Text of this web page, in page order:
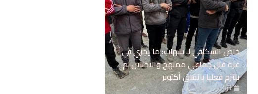
خاص السكافي لـ شهاب: ما يجري في
غزة قتل جماعي ممنهج والاحتلال لم
يلتزم فعليا باتفاق أكتوبر
أبريل 5, 2026